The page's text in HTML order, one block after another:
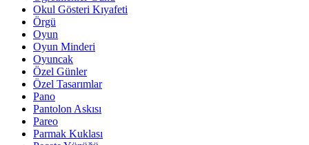
Okul Gösteri Kıyafeti
Örgü
Oyun
Oyun Minderi
Oyuncak
Özel Günler
Özel Tasarımlar
Pano
Pantolon Askısı
Pareo
Parmak Kuklası